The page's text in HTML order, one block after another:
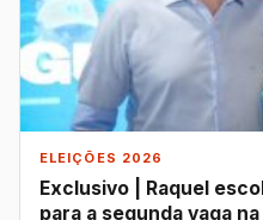
ELEIÇÕES 2026
Exclusivo | Raquel
para a segunda vaga